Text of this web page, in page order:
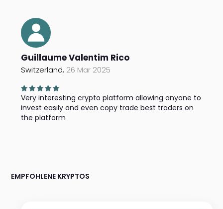
Guillaume Valentim Rico
Switzerland, 26 Mar 2025
Very interesting crypto platform allowing anyone to
invest easily and even copy trade best traders on
the platform
EMPFOHLENE KRYPTOS